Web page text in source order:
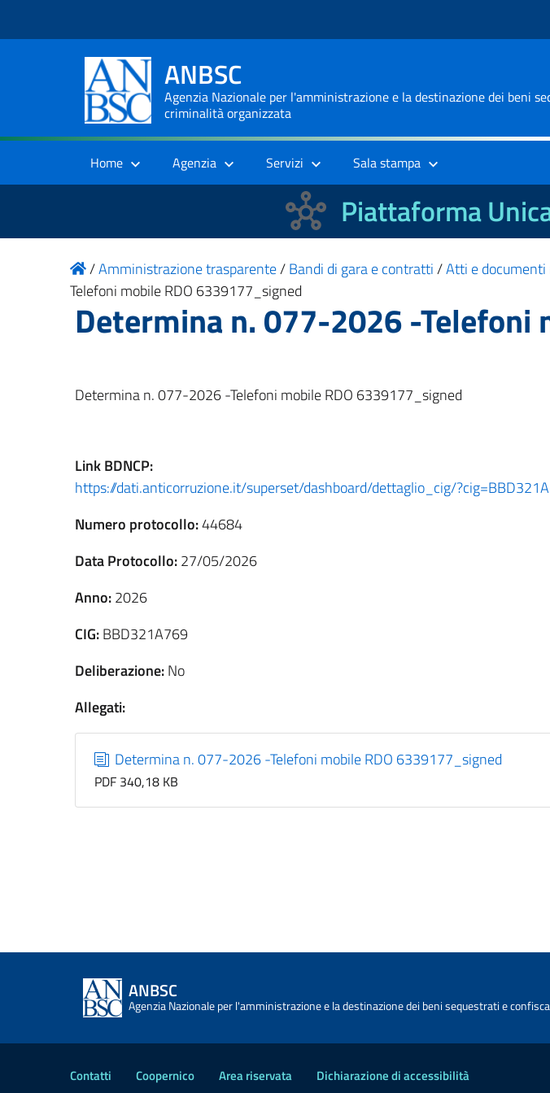
ANBSC
Agenzia Nazionale per l'amministrazione e la destinazione dei beni
criminalità organizzata
Home Agenzia Servizi Sala stampa
Piattaforma
/Amministrazione trasparente/Bandi di gara e contratti/Atti e
Telefoni mobile RDO 6339177_signed
Determina n. 077-2026 -Telefoni
Determina n. 077-2026 -Telefoni mobile RDO 6339177_signed
LinkBDNCP:
https://dati.anticorruzione.it/superset/dashboard/dettaglio_cig/
Numero protocollo:44684
Data Protocollo:27/05/2026
Anno:2026
CIG:BBD321A769
Deliberazione:No
Allegati:
Determina n. 077-2026 -Telefoni mobile RDO 6339177_signed
PDF 340,18 KB
ANBSC
Agenzia Nazionale per l'amministrazione e la destinazione dei beni sequestrati e
Contatti Coopernico Area riservata Dichiarazione di accessibilità